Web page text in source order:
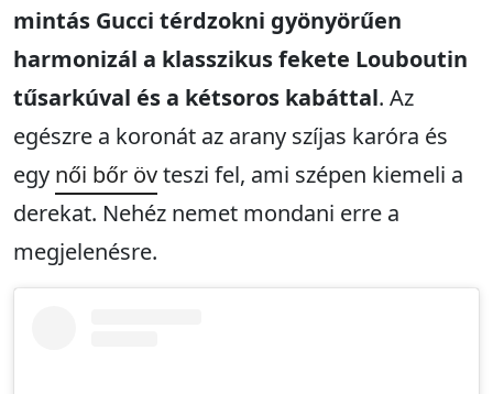
mintás Gucci térdzokni gyönyörűen
harmonizál a klasszikus fekete Louboutin
tűsarkúval és a kétsoros kabáttal. Az
egészre a koronát az arany szíjas karóra és
egy női bőr övteszi fel, ami szépen kiemeli a
derekat. Nehéz nemet mondani erre a
megjelenésre.